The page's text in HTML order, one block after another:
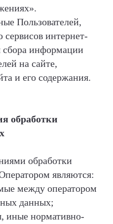
Пользователей,
интернет-
сбора информации
на сайте,
и его содержания.
обработки
обработки
являются:
между оператором
данных;
иные нормативно-